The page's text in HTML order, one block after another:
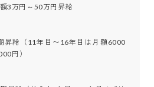
3万円～50万円昇給
昇給（11年目〜16年目は月額6000
円）